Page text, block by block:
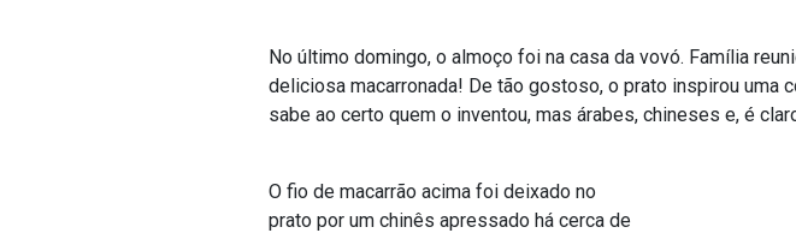
No último domingo, o almoço foi na casa da vovó. Família
deliciosa macarronada! De tão gostoso, o prato inspirou uma
sabe ao certo quem o inventou, mas árabes, chineses e, é
O fio de macarrão acima foi deixado no
prato por um chinês apressado há cerca de